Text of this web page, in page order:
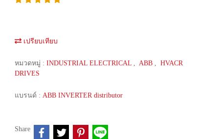
เปรียบเทียบ
หมวดหมู่ : INDUSTRIAL ELECTRICAL , ABB , HVACR
DRIVES
แบรนด์ : ABB INVERTER distributor
Share